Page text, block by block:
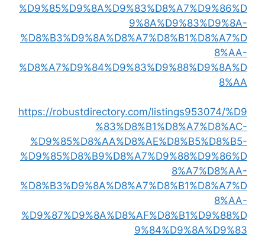
%D9%85%D9%8A%D9%83%D8%A7%D9%86%D
9%8A%D9%83%D9%8A-
%D8%B3%D9%8A%D8%A7%D8%B1%D8%A7%D
8%AA-
%D8%A7%D9%84%D9%83%D9%88%D9%8A%D
8%AA
https://robustdirectory.com/listings953074/%D9
%83%D8%B1%D8%A7%D8%AC-
%D9%85%D8%AA%D8%AE%D8%B5%D8%B5-
%D9%85%D8%B9%D8%A7%D9%88%D9%86%D
8%A7%D8%AA-
%D8%B3%D9%8A%D8%A7%D8%B1%D8%A7%D
8%AA-
%D9%87%D9%8A%D8%AF%D8%B1%D9%88%D
9%84%D9%8A%D9%83